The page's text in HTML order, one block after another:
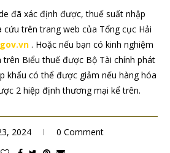
đã xác định được, thuế suất nhập
cứu trên trang web của Tổng cục Hải
. Hoặc nếu bạn có kinh nghiệm
Biểu thuế được Bộ Tài chính phát
khẩu có thể được giảm nếu hàng hóa
2 hiệp định thương mại kể trên.
2024 0 Comment